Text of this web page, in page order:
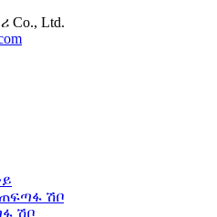
Ltd.
ሽቦ
ሽቦ